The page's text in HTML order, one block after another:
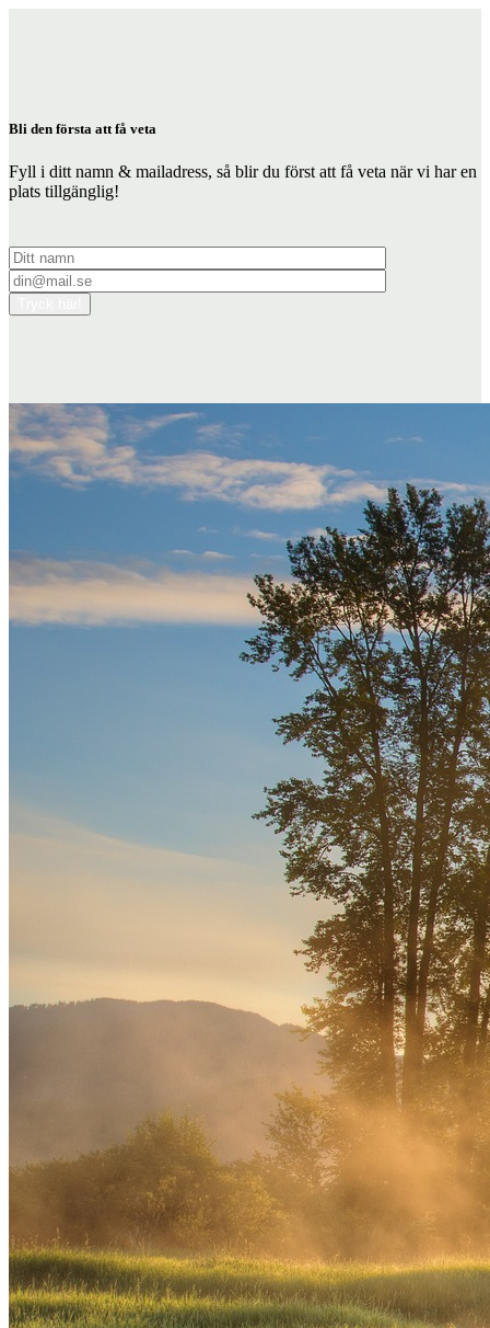
Bli den första att få veta
Fyll i ditt namn & mailadress, så blir du först att få veta när vi har en
plats tillgänglig!